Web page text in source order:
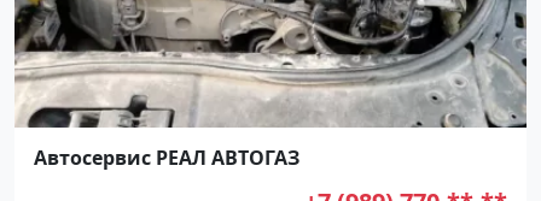
Автосервис РЕАЛ АВТОГАЗ